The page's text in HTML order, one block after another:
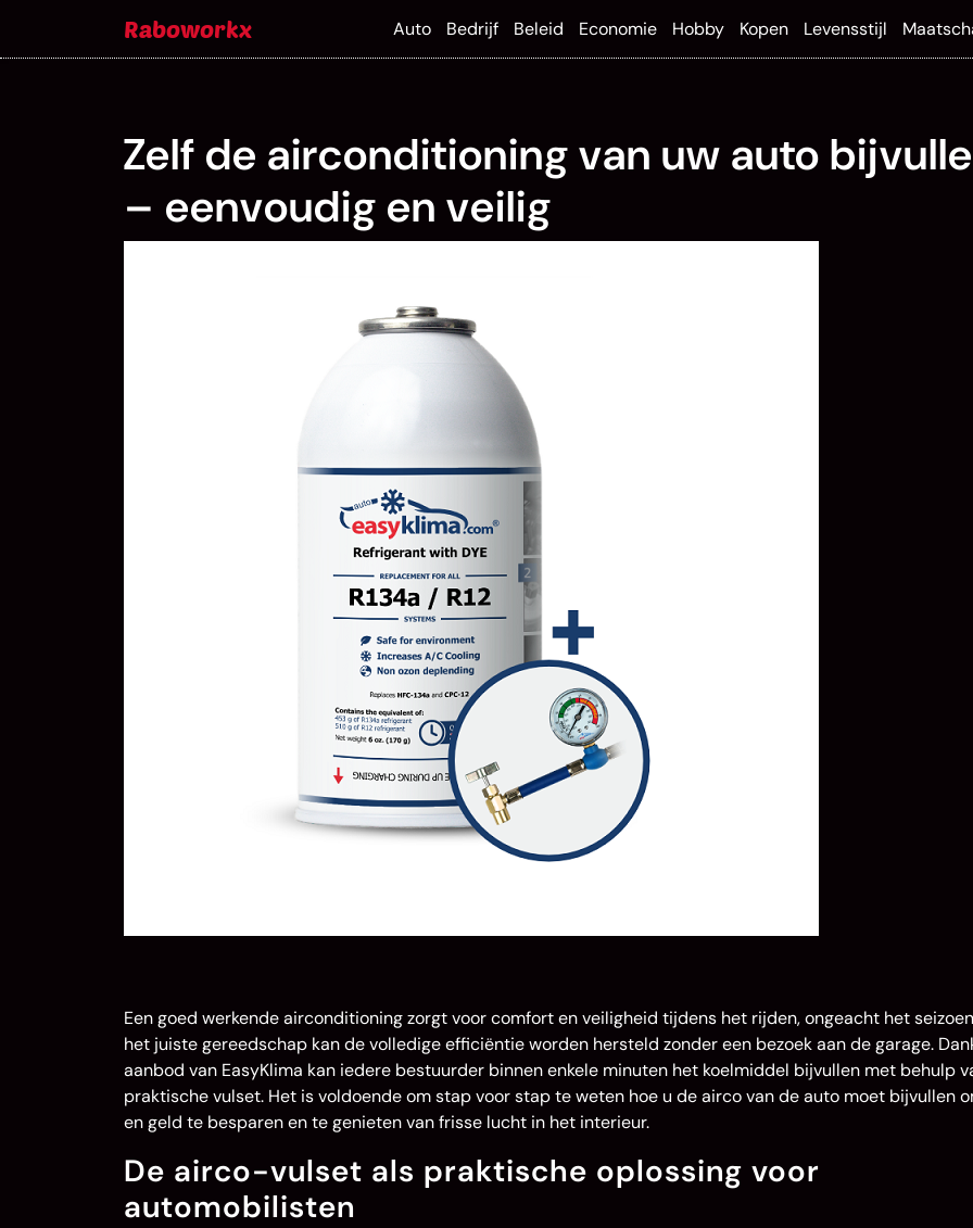
content
Raboworkx Auto Bedrijf Beleid Economie Hobby Kopen Levensstijl
Zelf de airconditioning van uw auto
– eenvoudig en veilig
Een goed werkende airconditioning zorgt voor comfort en veiligheid tijdens het rijden, ongeacht het
het juiste gereedschap kan de volledige efficiëntie worden hersteld zonder een bezoek aan de garage.
aanbod van EasyKlima kan iedere bestuurder binnen enkele minuten het koelmiddel bijvullen met behulp
praktische vulset. Het is voldoende om stap voor stap te weten hoe u de airco van de auto moet bijvullen
en geld te besparen en te genieten van frisse lucht in het interieur.
De airco-vulset als praktische oplossing voor
automobilisten